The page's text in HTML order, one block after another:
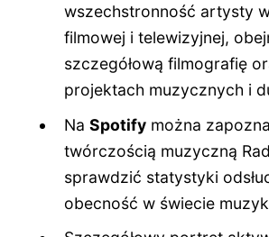
wszechstronność artysty
filmowej i telewizyjnej,
szczegółową filmografię
projektach muzycznych i
NaSpotify można
twórczością muzyczną
sprawdzić statystyki
obecność w świecie